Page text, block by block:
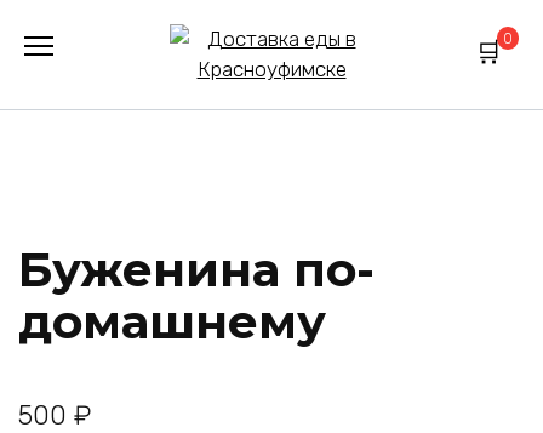
0
Буженина по-
домашнему
500 ₽